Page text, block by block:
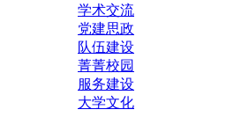
学术交流
党建思政
队伍建设
菁菁校园
服务建设
大学文化